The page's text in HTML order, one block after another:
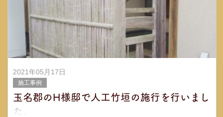
2021年05月17日
施工事例
玉名郡のH様邸で人工竹垣の施行を行いまし
た。